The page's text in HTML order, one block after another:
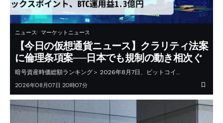
ニュース マーケットニュース
【今日の仮想通貨ニュース】クラリティ法案
に倫理条項案──日本でも規制の動き相次ぐ
暗号資産時価総額ランキング＞ 2026年8月7日、ビットコイ…
2026年08月07日 20時07分